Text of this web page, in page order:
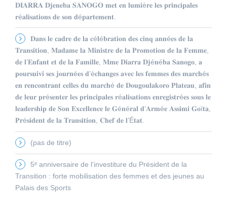
𝐃𝐈𝐀𝐑𝐑𝐀 𝐃𝐣𝐞𝐧𝐞𝐛𝐚 𝐒𝐀𝐍𝐎𝐆𝐎 𝐦𝐞𝐭 𝐞𝐧 𝐥𝐮𝐦𝐢è𝐫𝐞 𝐥𝐞𝐬 𝐩𝐫𝐢𝐧𝐜𝐢𝐩𝐚𝐥𝐞𝐬
𝐫é𝐚𝐥𝐢𝐬𝐚𝐭𝐢𝐨𝐧𝐬 𝐝𝐞 𝐬𝐨𝐧 𝐝é𝐩𝐚𝐫𝐭𝐞𝐦𝐞𝐧𝐭.
𝐃𝐚𝐧𝐬 𝐥𝐞 𝐜𝐚𝐝𝐫𝐞 𝐝𝐞 𝐥𝐚 𝐜é𝐥é𝐛𝐫𝐚𝐭𝐢𝐨𝐧 𝐝𝐞𝐬 𝐜𝐢𝐧𝐪 𝐚𝐧𝐧é𝐞𝐬 𝐝𝐞 𝐥𝐚
𝐓𝐫𝐚𝐧𝐬𝐢𝐭𝐢𝐨𝐧, 𝐌𝐚𝐝𝐚𝐦𝐞 𝐥𝐚 𝐌𝐢𝐧𝐢𝐬𝐭𝐫𝐞 𝐝𝐞 𝐥𝐚 𝐏𝐫𝐨𝐦𝐨𝐭𝐢𝐨𝐧 𝐝𝐞 𝐥𝐚 𝐅𝐞𝐦𝐦𝐞,
𝐝𝐞 𝐥’𝐄𝐧𝐟𝐚𝐧𝐭 𝐞𝐭 𝐝𝐞 𝐥𝐚 𝐅𝐚𝐦𝐢𝐥𝐥𝐞, 𝐌𝐦𝐞 𝐃𝐢𝐚𝐫𝐫𝐚 𝐃𝐣é𝐧é𝐛𝐚 𝐒𝐚𝐧𝐨𝐠𝐨, 𝐚
𝐩𝐨𝐮𝐫𝐬𝐮𝐢𝐯𝐢 𝐬𝐞𝐬 𝐣𝐨𝐮𝐫𝐧é𝐞𝐬 𝐝’é𝐜𝐡𝐚𝐧𝐠𝐞𝐬 𝐚𝐯𝐞𝐜 𝐥𝐞𝐬 𝐟𝐞𝐦𝐦𝐞𝐬 𝐝𝐞𝐬 𝐦𝐚𝐫𝐜𝐡é𝐬
𝐞𝐧 𝐫𝐞𝐧𝐜𝐨𝐧𝐭𝐫𝐚𝐧𝐭 𝐜𝐞𝐥𝐥𝐞𝐬 𝐝𝐮 𝐦𝐚𝐫𝐜𝐡é 𝐝𝐞 𝐃𝐨𝐮𝐠𝐨𝐮𝐥𝐚𝐤𝐨𝐫𝐨 𝐏𝐥𝐚𝐭𝐞𝐚𝐮, 𝐚𝐟𝐢𝐧
𝐝𝐞 𝐥𝐞𝐮𝐫 𝐩𝐫é𝐬𝐞𝐧𝐭𝐞𝐫 𝐥𝐞𝐬 𝐩𝐫𝐢𝐧𝐜𝐢𝐩𝐚𝐥𝐞𝐬 𝐫é𝐚𝐥𝐢𝐬𝐚𝐭𝐢𝐨𝐧𝐬 𝐞𝐧𝐫𝐞𝐠𝐢𝐬𝐭𝐫é𝐞𝐬 𝐬𝐨𝐮𝐬 𝐥𝐞
𝐥𝐞𝐚𝐝𝐞𝐫𝐬𝐡𝐢𝐩 𝐝𝐞 𝐒𝐨𝐧 𝐄𝐱𝐜𝐞𝐥𝐥𝐞𝐧𝐜𝐞 𝐥𝐞 𝐆é𝐧é𝐫𝐚𝐥 𝐝’𝐀𝐫𝐦é𝐞 𝐀𝐬𝐬𝐢𝐦𝐢 𝐆𝐨ï𝐭𝐚,
𝐏𝐫é𝐬𝐢𝐝𝐞𝐧𝐭 𝐝𝐞 𝐥𝐚 𝐓𝐫𝐚𝐧𝐬𝐢𝐭𝐢𝐨𝐧, 𝐂𝐡𝐞𝐟 𝐝𝐞 𝐥’É𝐭𝐚𝐭.
(pas de titre)
5ᵉ anniversaire de l’investiture du Président de la
Transition : forte mobilisation des femmes et des jeunes au
Palais des Sports